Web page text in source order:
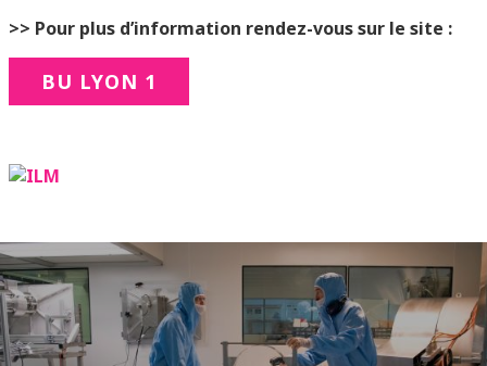
>> Pour plus d’information rendez-vous sur le site :
BU LYON 1